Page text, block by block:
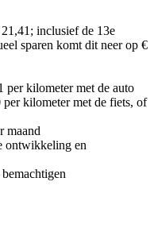
inclusief de 13e
sparen komt dit neer op €
per kilometer met de auto
kilometer met de fiets, of
maand
ontwikkeling en